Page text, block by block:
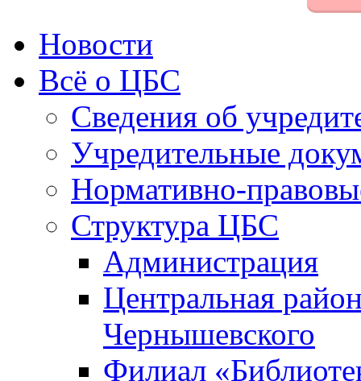
Новости
Всё о ЦБС
Сведения об
Учредительные
Нормативно-
Структура ЦБС
Администрация
Центральная
Чернышевского
Филиал